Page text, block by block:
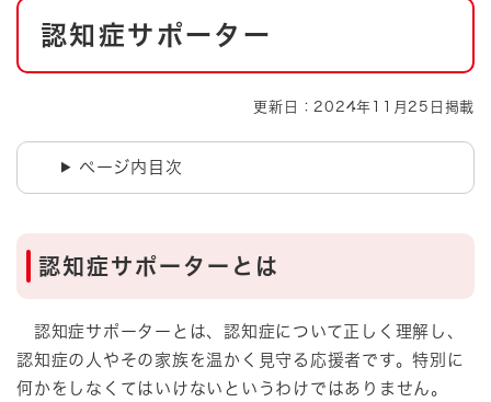
本
認知症サポーター
更新日：2024年11月25日掲載
ページ内目次
認知症サポーターとは
認知症サポーターとは、認知症について正しく理解し、
認知症の人やその家族を温かく見守る応援者です。特別に
何かをしなくてはいけないというわけではありません。